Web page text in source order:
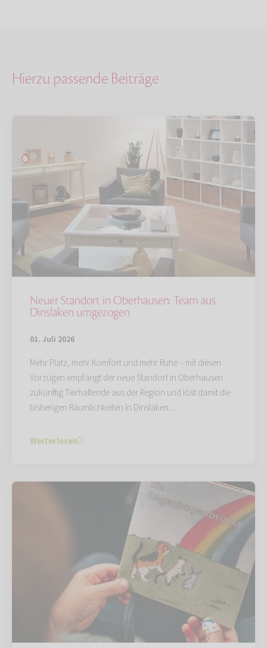
Hierzu passende Beiträge
Neuer Standort in Oberhausen: Team aus
Dinslaken umgezogen
01. Juli 2026
Mehr Platz, mehr Komfort und mehr Ruhe – mit diesen
Vorzügen empfängt der neue Standort in Oberhausen
zukünftig Tierhaltende aus der Region und löst damit die
bisherigen Räumlichkeiten in Dinslaken…
Weiterlesen